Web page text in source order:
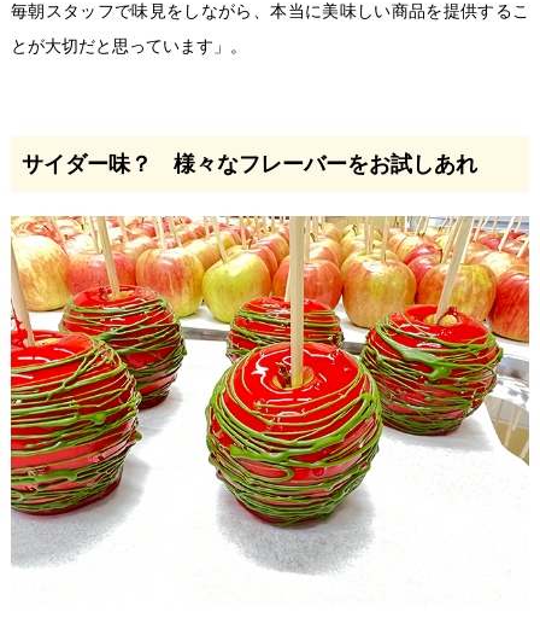
毎朝スタッフで味見をしながら、本当に美味しい商品を提供するこ
とが大切だと思っています」。
サイダー味？ 様々なフレーバーをお試しあれ